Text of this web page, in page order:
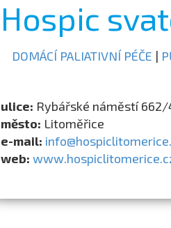
Hospic
DOMÁCÍ PALIATIVNÍ PÉČE |
ulice: Rybářské náměstí
město: Litoměřice
e-mail:
web: